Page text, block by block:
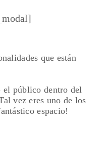
que están
el público dentro del
vez eres uno de los
espacio!